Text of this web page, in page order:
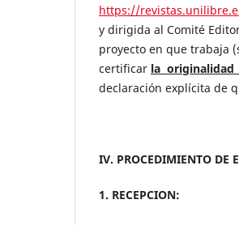
https://
y dirigida al Comité
proyecto en que trabaja
certificar la
declaración explícita de
IV. PROCEDIMIENTO DE
1. RECEPCION: